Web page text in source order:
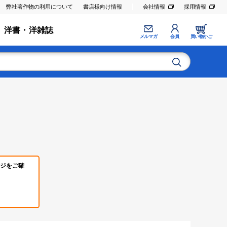
弊社著作物の利用について 書店様向け情報 会社情報 採用情報
洋書・洋雑誌
メルマガ 会員 買い物かご
をご確